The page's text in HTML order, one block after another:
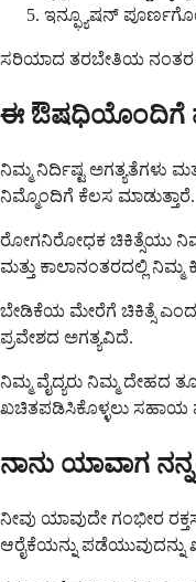
ಇನ್ಫ್ಯೂಷನ್
ಸರಿಯಾದ ತರಬೇತಿಯ ನಂತರ
ಈ ಔಷಧಿಯೊಂದಿಗೆ
ನಿಮ್ಮ ನಿರ್ದಿಷ್ಟ ಅಗತ್ಯತೆಗಳು
ನಿಮ್ಮೊಂದಿಗೆ ಕೆಲಸ ಮಾಡುತ್ತಾರೆ.
ರೋಗನಿರೋಧಕ ಚಿಕಿತ್ಸೆಯು ನಿಮ್ಮ
ಮತ್ತು ಕಾಲಾನಂತರದಲ್ಲಿ ನಿಮ್ಮ
ಬೇಡಿಕೆಯ ಮೇರೆಗೆ ಚಿಕಿತ್ಸೆ
ಪ್ರವೇಶದ ಅಗತ್ಯವಿದೆ.
ನಿಮ್ಮ ವೈದ್ಯರು ನಿಮ್ಮ ದೇಹದ
ಖಚಿತಪಡಿಸಿಕೊಳ್ಳಲು ಸಹಾಯ
ನಾನು ಯಾವಾಗ
ನೀವು ಯಾವುದೇ ಗಂಭೀರ
ಆರೈಕೆಯನ್ನು ಪಡೆಯುವುದನ್ನು